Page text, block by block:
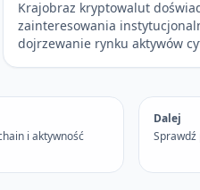
Krajobraz kryptowalut
zainteresowania
dojrzewanie rynku aktywów
i aktywność
Dalej